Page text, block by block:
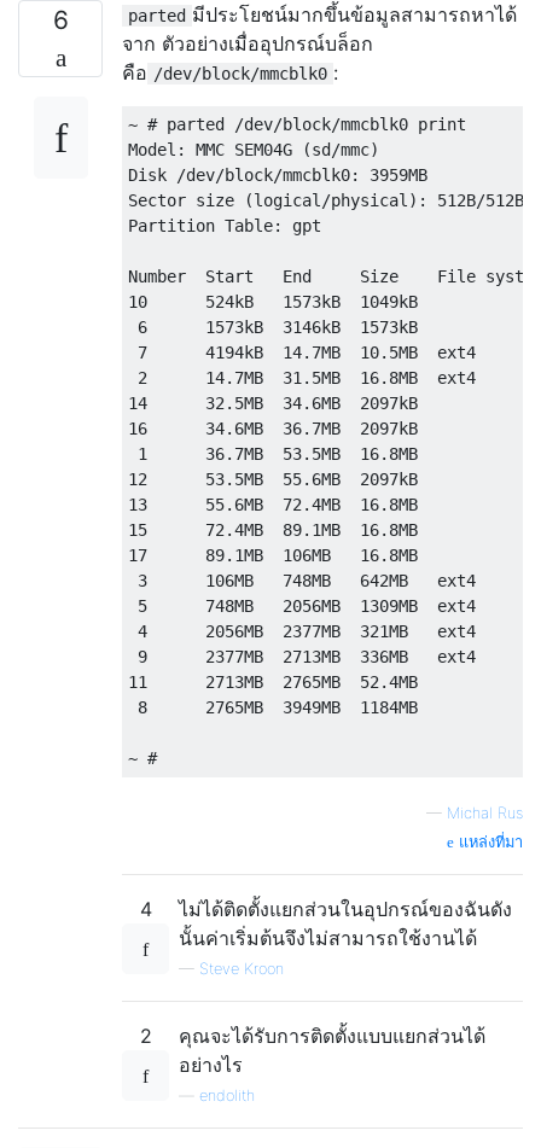
6 parted มีประโยชน์มากขึ้นข้อมูลสามารถหาได้
จาก ตัวอย่างเมื่ออุปกรณ์บล็อก
คือ /dev/block/mmcblk0 :
~ # parted /dev/block/mmcblk0 print
Model: MMC SEM04G (sd/mmc)
Disk /dev/block/mmcblk0: 3959MB
Sector size (logical/physical): 512B/512B
Partition Table: gpt
Number  Start   End     Size    File
10      524kB   1573kB  1049kB
6      1573kB  3146kB  1573kB
7      4194kB  14.7MB  10.5MB  ext4
2      14.7MB  31.5MB  16.8MB  ext4
14      32.5MB  34.6MB  2097kB
16      34.6MB  36.7MB  2097kB
1      36.7MB  53.5MB  16.8MB
12      53.5MB  55.6MB  2097kB
13      55.6MB  72.4MB  16.8MB
15      72.4MB  89.1MB  16.8MB
17      89.1MB  106MB   16.8MB
3      106MB   748MB   642MB   ext4
5      748MB   2056MB  1309MB  ext4
4      2056MB  2377MB  321MB   ext4
9      2377MB  2713MB  336MB   ext4
11      2713MB  2765MB  52.4MB
8      2765MB  3949MB  1184MB
— Michal Rus
แหล่งที่มา
4
ไม่ได้ติดตั้งแยกส่วนในอุปกรณ์ของฉันดัง
นั้นค่าเริ่มต้นจึงไม่สามารถใช้งานได้
— Steve Kroon
2
คุณจะได้รับการติดตั้งแบบแยกส่วนได้
อย่างไร
endolith